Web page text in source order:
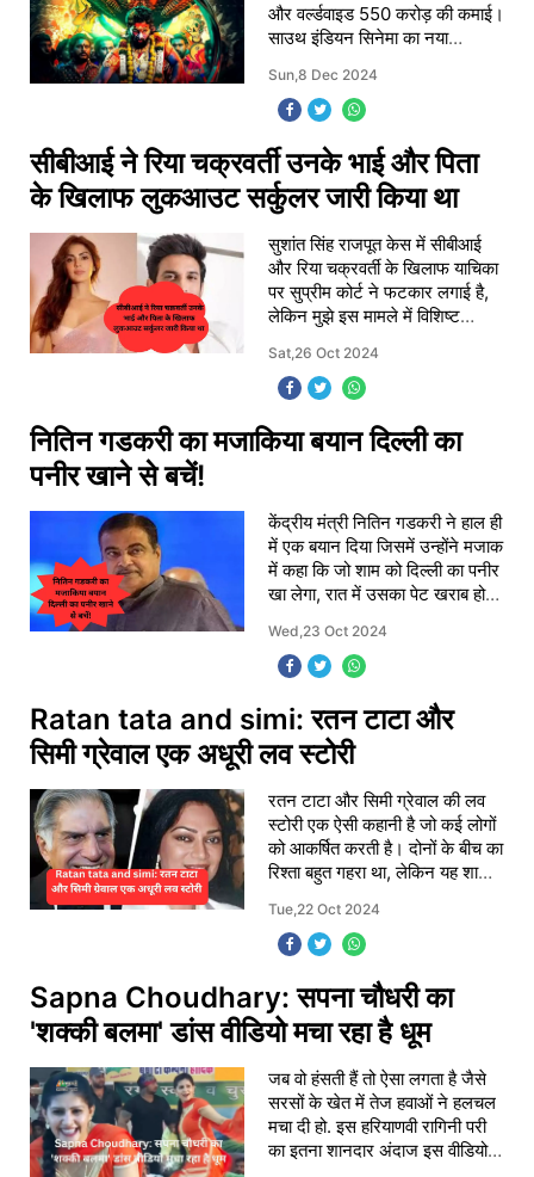
और वर्ल्डवाइड 550 करोड़ की कमाई।
साउथ इंडियन सिनेमा का नया
Sun,8 Dec 2024
सीबीआई ने रिया चक्रवर्ती उनके भाई और पिता
के खिलाफ लुकआउट सर्कुलर जारी किया था
सुशांत सिंह राजपूत केस में सीबीआई
और रिया चक्रवर्ती के खिलाफ याचिका
पर सुप्रीम कोर्ट ने फटकार लगाई है,
लेकिन मुझे इस मामले में विशिष्ट
Sat,26 Oct 2024
नितिन गडकरी का मजाकिया बयान दिल्ली का
पनीर खाने से बचें!
केंद्रीय मंत्री नितिन गडकरी ने हाल ही
में एक बयान दिया जिसमें उन्होंने मजाक
में कहा कि जो शाम को दिल्ली का पनीर
खा लेगा, रात में उसका पेट खराब होना
Wed,23 Oct 2024
Ratan tata and simi: रतन टाटा और
सिमी ग्रेवाल एक अधूरी लव स्टोरी
रतन टाटा और सिमी ग्रेवाल की लव
स्टोरी एक ऐसी कहानी है जो कई लोगों
को आकर्षित करती है। दोनों के बीच का
रिश्ता बहुत गहरा था, लेकिन यह शादी
Tue,22 Oct 2024
Sapna Choudhary: सपना चौधरी का
'शक्‍की बलमा' डांस वीडियो मचा रहा है धूम
जब वो हंसती हैं तो ऐसा लगता है जैसे
सरसों के खेत में तेज हवाओं ने हलचल
मचा दी हो. इस हरियाणवी रागिनी परी
का इतना शानदार अंदाज इस वीडियो में